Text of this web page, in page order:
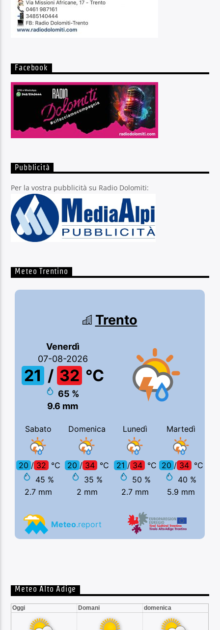
Facebook
Pubblicità
Per la vostra pubblicità su Radio Dolomiti:
Meteo Trentino
Meteo Alto Adige
Oggi Domani domenica